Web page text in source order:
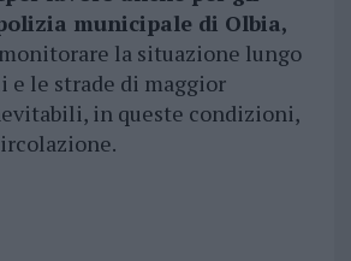
municipale di Olbia,
la situazione lungo
e le strade di maggior
in queste condizioni,